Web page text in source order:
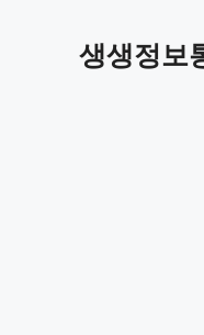
생생정보